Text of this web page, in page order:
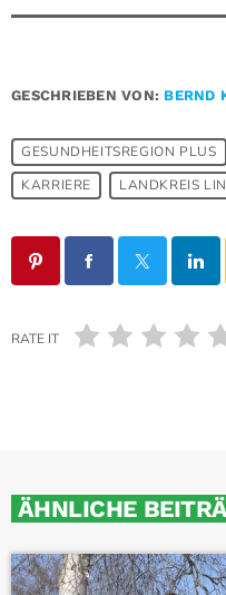
GESCHRIEBEN VON: BERND
GESUNDHEITSREGION PLUS
KARRIERE
LANDKREIS
RATE IT
ÄHNLICHE